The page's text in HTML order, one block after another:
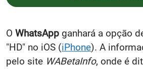
O WhatsApp ganhará a opção
"HD" no iOS (iPhone). A
pelo site WABetaInfo, onde é